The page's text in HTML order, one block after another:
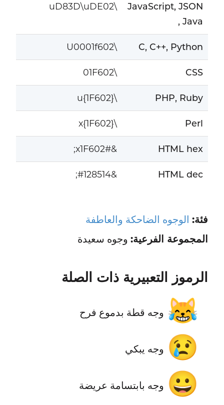
JavaScript, JSON
, Java
\uD83D\uDE02
C, C++, Python
\U0001f602
CSS
\01F602
PHP, Ruby
\u{1F602}
Perl
\x{1F602}
HTML hex
&#x1F602;
HTML dec
&#128514;
فئة: الوجوه الضاحكة والعاطفة
المجموعة الفرعية:وجوه سعيدة
الرموز التعبيرية ذات الصلة
😹 وجه قطة بدموع فرح
😢 وجه يبكي
😀 وجه بابتسامة عريضة